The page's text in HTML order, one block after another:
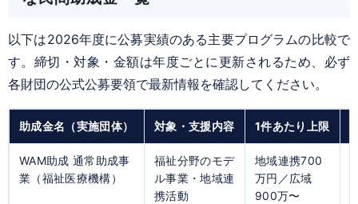
以下は2026年度に公募実績のある主要プログラムの比較で
す。締切・対象・金額は年度ごとに更新されるため、必ず
各財団の公式公募要領で最新情報を確認してください。
助成金名（実施団体） 対象・支援内容 1件あたり上限
WAM助成 通常助成事
業（福祉医療機構）
福祉分野のモデ
ル事業・地域連
携活動
地域連携700
万円／広域
900万〜